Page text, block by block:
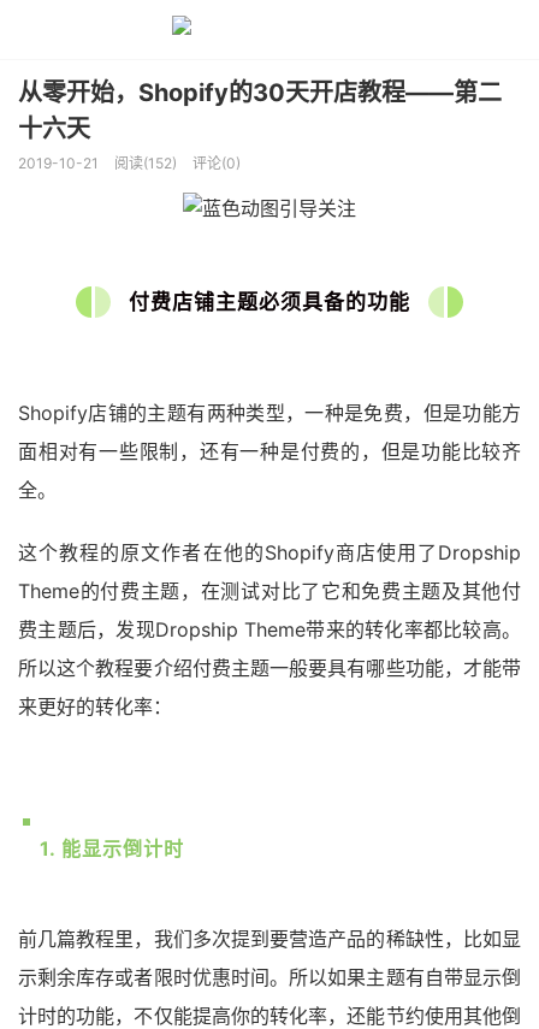
从零开始，Shopify的30天开店教程——第二
十六天
2019-10-21 阅读(152) 评论(0)
付费店铺主题必须具备的功能
Shopify店铺的主题有两种类型，一种是免费，但是功能方
面相对有一些限制，还有一种是付费的，但是功能比较齐
全。
这个教程的原文作者在他的Shopify商店使用了Dropship
Theme的付费主题，在测试对比了它和免费主题及其他付
费主题后，发现Dropship Theme带来的转化率都比较高。
所以这个教程要介绍付费主题一般要具有哪些功能，才能带
来更好的转化率：
1. 能显示倒计时
前几篇教程里，我们多次提到要营造产品的稀缺性，比如显
示剩余库存或者限时优惠时间。所以如果主题有自带显示倒
计时的功能，不仅能提高你的转化率，还能节约使用其他倒